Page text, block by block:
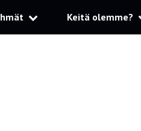
Keitä olemme?